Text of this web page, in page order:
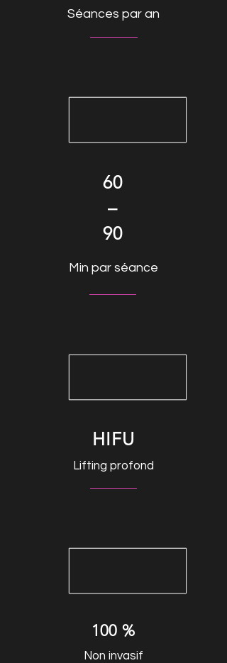
Séances par an
60
–
90
Min par séance
HIFU
Lifting profond
100 %
Non invasif